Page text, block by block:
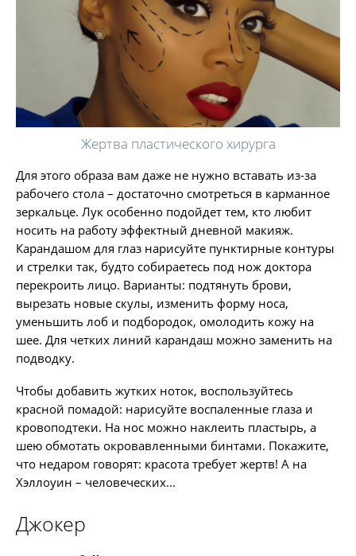
Жертва пластического хирурга
Для этого образа вам даже не нужно вставать из-за
рабочего стола – достаточно смотреться в карманное
зеркальце. Лук особенно подойдет тем, кто любит
носить на работу эффектный дневной макияж.
Карандашом для глаз нарисуйте пунктирные контуры
и стрелки так, будто собираетесь под нож доктора
перекроить лицо. Варианты: подтянуть брови,
вырезать новые скулы, изменить форму носа,
уменьшить лоб и подбородок, омолодить кожу на
шее. Для четких линий карандаш можно заменить на
подводку.
Чтобы добавить жутких ноток, воспользуйтесь
красной помадой: нарисуйте воспаленные глаза и
кровоподтеки. На нос можно наклеить пластырь, а
шею обмотать окровавленными бинтами. Покажите,
что недаром говорят: красота требует жертв! А на
Хэллоуин – человеческих...
Джокер